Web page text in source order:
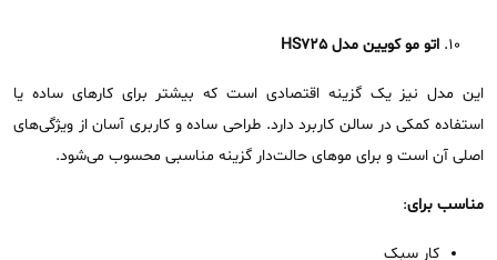
اتو مو کویین مدلHS725
این مدل نیز یک گزینه اقتصادی است که بیشتر برای کارهای ساده یا
استفاده کمکی در سالن کاربرد دارد. طراحی ساده و کاربری آسان از ویژگی‌های
اصلی آن است و برای موهای حالت‌دار گزینه مناسبی محسوب می‌شود.
مناسب برای:
کار سبک